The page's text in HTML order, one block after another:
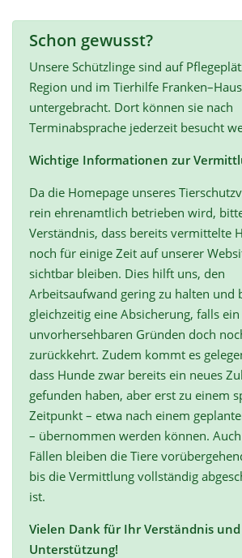
Schon gewusst?
Unsere Schützlinge sind auf
Region und im Tierhilfe Franken–Haus
untergebracht. Dort können sie nach
Terminabsprache jederzeit besucht
Wichtige Informationen zur
Da die Homepage unseres
rein ehrenamtlich betrieben wird,
Verständnis, dass bereits vermittelte
noch für einige Zeit auf unserer
sichtbar bleiben. Dies hilft uns, den
Arbeitsaufwand gering zu halten und
gleichzeitig eine Absicherung, falls
unvorhersehbaren Gründen doch
zurückkehrt. Zudem kommt es
dass Hunde zwar bereits ein neues
gefunden haben, aber erst zu einem
Zeitpunkt – etwa nach einem
– übernommen werden können.
Fällen bleiben die Tiere
bis die Vermittlung vollständig
ist.
Vielen Dank für Ihr Verständnis
Unterstützung!